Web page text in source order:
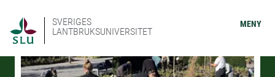
SVERIGES
LANTBRUKSUNIVERSITET
MENY